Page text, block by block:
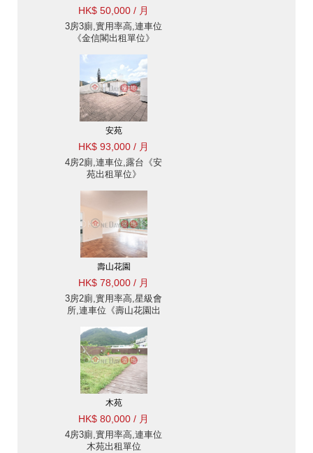
HK$ 50,000 / 月
3房3廁,實用率高,連車位
《金信閣出租單位》
安苑
HK$ 93,000 / 月
4房2廁,連車位,露台《安
苑出租單位》
壽山花園
HK$ 78,000 / 月
3房2廁,實用率高,星級會
所,連車位《壽山花園出
木苑
HK$ 80,000 / 月
4房3廁,實用率高,連車位
木苑出租單位